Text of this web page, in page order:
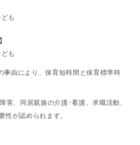
も
も
事由により、保育短時間と保育標準時
害、同居親族の介護･看護、求職活動、
性が認められます。